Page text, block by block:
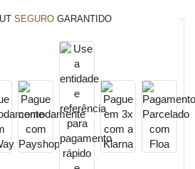
SEGUROGARANTIDO